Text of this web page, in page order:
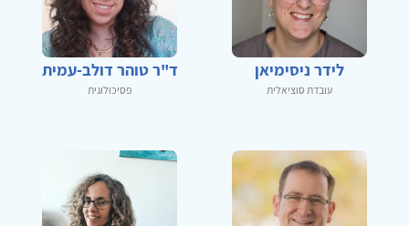
לידר ניסימיאן
עובדת סוציאלית
ד"ר טוהר דולב-עמית
פסיכולוגית